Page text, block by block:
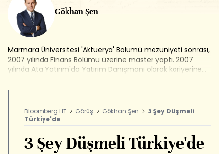
Gökhan Şen
Marmara Üniversitesi 'Aktüerya' Bölümü mezuniyeti sonrası,
2007 yılında Finans Bölümü üzerine master yaptı. 2007
yılında Ata Yatırım'da Yatırım Danışmanı olarak kariyerine
olarak devam etti. 2010-2013 yılları arasında Bloomberg
arasında Ak Yatırım'da Uluslararası Piyasalar Araştırma
Müdürü olarak çalıştı. Bloomberg HT'de Eonomi
Koordinatörlüğü görevinin ardından Genel Yayın Yönetmeni
olarak görev yaptı.
Bloomberg HT Görüş Gökhan Şen
3 Şey Düşmeli
Türkiye'de
3 Şey Düşmeli Türkiye'de